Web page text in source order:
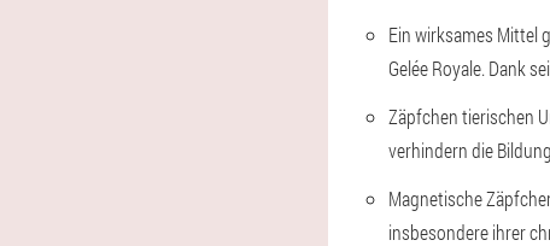
Ein wirksames Mittel
Gelée Royale. Dank
Zäpfchen tierischen
verhindern die
Magnetische
insbesondere ihrer